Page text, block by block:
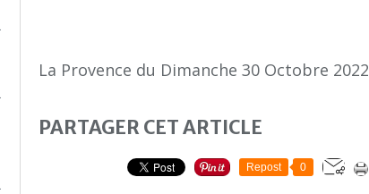
La Provence du Dimanche 30 Octobre 2022
PARTAGER CET ARTICLE
Repost 0